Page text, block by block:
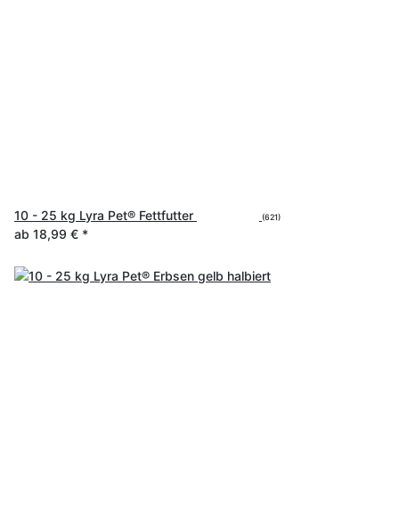
10 - 25 kg Lyra Pet® Fettfutter (621)
ab 18,99 € *